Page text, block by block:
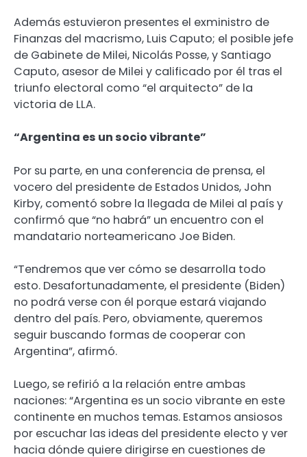
Además estuvieron presentes el exministro de
Finanzas del macrismo, Luis Caputo; el posible jefe
de Gabinete de Milei, Nicolás Posse, y Santiago
Caputo, asesor de Milei y calificado por él tras el
triunfo electoral como “el arquitecto” de la
victoria de LLA.
“Argentina es un socio vibrante”
Por su parte, en una conferencia de prensa, el
vocero del presidente de Estados Unidos, John
Kirby, comentó sobre la llegada de Milei al país y
confirmó que “no habrá” un encuentro con el
mandatario norteamericano Joe Biden.
“Tendremos que ver cómo se desarrolla todo
esto. Desafortunadamente, el presidente (Biden)
no podrá verse con él porque estará viajando
dentro del país. Pero, obviamente, queremos
seguir buscando formas de cooperar con
Argentina”, afirmó.
Luego, se refirió a la relación entre ambas
naciones: “Argentina es un socio vibrante en este
continente en muchos temas. Estamos ansiosos
por escuchar las ideas del presidente electo y ver
hacia dónde quiere dirigirse en cuestiones de